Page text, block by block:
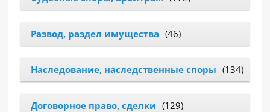
Развод, раздел имущества (46)
Наследование, наследственные споры (134)
Договорное право, сделки (129)